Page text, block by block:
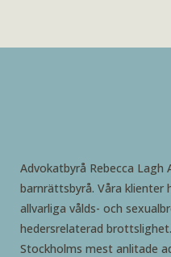
Advokatbyrå Rebecca
barnrättsbyrå. Våra
allvarliga vålds- och
hedersrelaterad
Stockholms mest anlitade